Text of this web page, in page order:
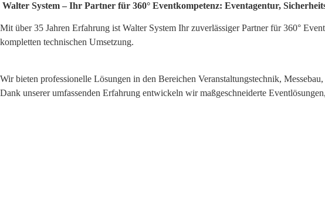
Walter System – Ihr Partner für 360° Eventkompetenz: Eventagentur,
Mit über 35 Jahren Erfahrung ist Walter System Ihr zuverlässiger Partner für 360°
kompletten technischen Umsetzung.
Wir bieten professionelle Lösungen in den Bereichen Veranstaltungstechnik,
Dank unserer umfassenden Erfahrung entwickeln wir maßgeschneiderte